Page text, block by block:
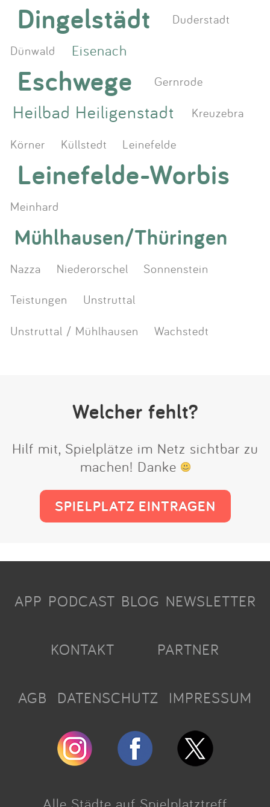
Dingelstädt
Duderstadt
Dünwald
Eisenach
Eschwege Gernrode
Heilbad Heiligenstadt
Kreuzebra
Körner
Küllstedt Leinefelde
Leinefelde-Worbis
Meinhard
Mühlhausen/Thüringen
Nazza Niederorschel
Sonnenstein
Teistungen
Unstruttal
Unstruttal / Mühlhausen
Wachstedt
Welcher fehlt?
Hilf mit, Spielplätze im Netz sichtbar zu
machen! Danke
SPIELPLATZ EINTRAGEN
APP PODCAST BLOG NEWSLETTER
KONTAKT PARTNER
AGB DATENSCHUTZ IMPRESSUM